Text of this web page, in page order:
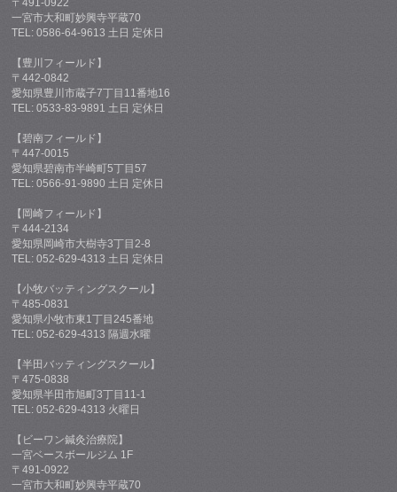
一宮市大和町妙興寺平蔵70
TEL: 0586-64-9613 土日 定休日
【豊川フィールド】
〒442-0842
愛知県豊川市蔵子7丁目11番地16
TEL: 0533-83-9891 土日 定休日
【碧南フィールド】
〒447-0015
愛知県碧南市半崎町5丁目57
TEL: 0566-91-9890 土日 定休日
【岡崎フィールド】
〒444-2134
愛知県岡崎市大樹寺3丁目2-8
TEL: 052-629-4313 土日 定休日
【小牧バッティングスクール】
〒485-0831
愛知県小牧市東1丁目245番地
TEL: 052-629-4313 隔週水曜
【半田バッティングスクール】
〒475-0838
愛知県半田市旭町3丁目11-1
TEL: 052-629-4313 火曜日
【ビーワン鍼灸治療院】
一宮ベースボールジム 1F
〒491-0922
一宮市大和町妙興寺平蔵70